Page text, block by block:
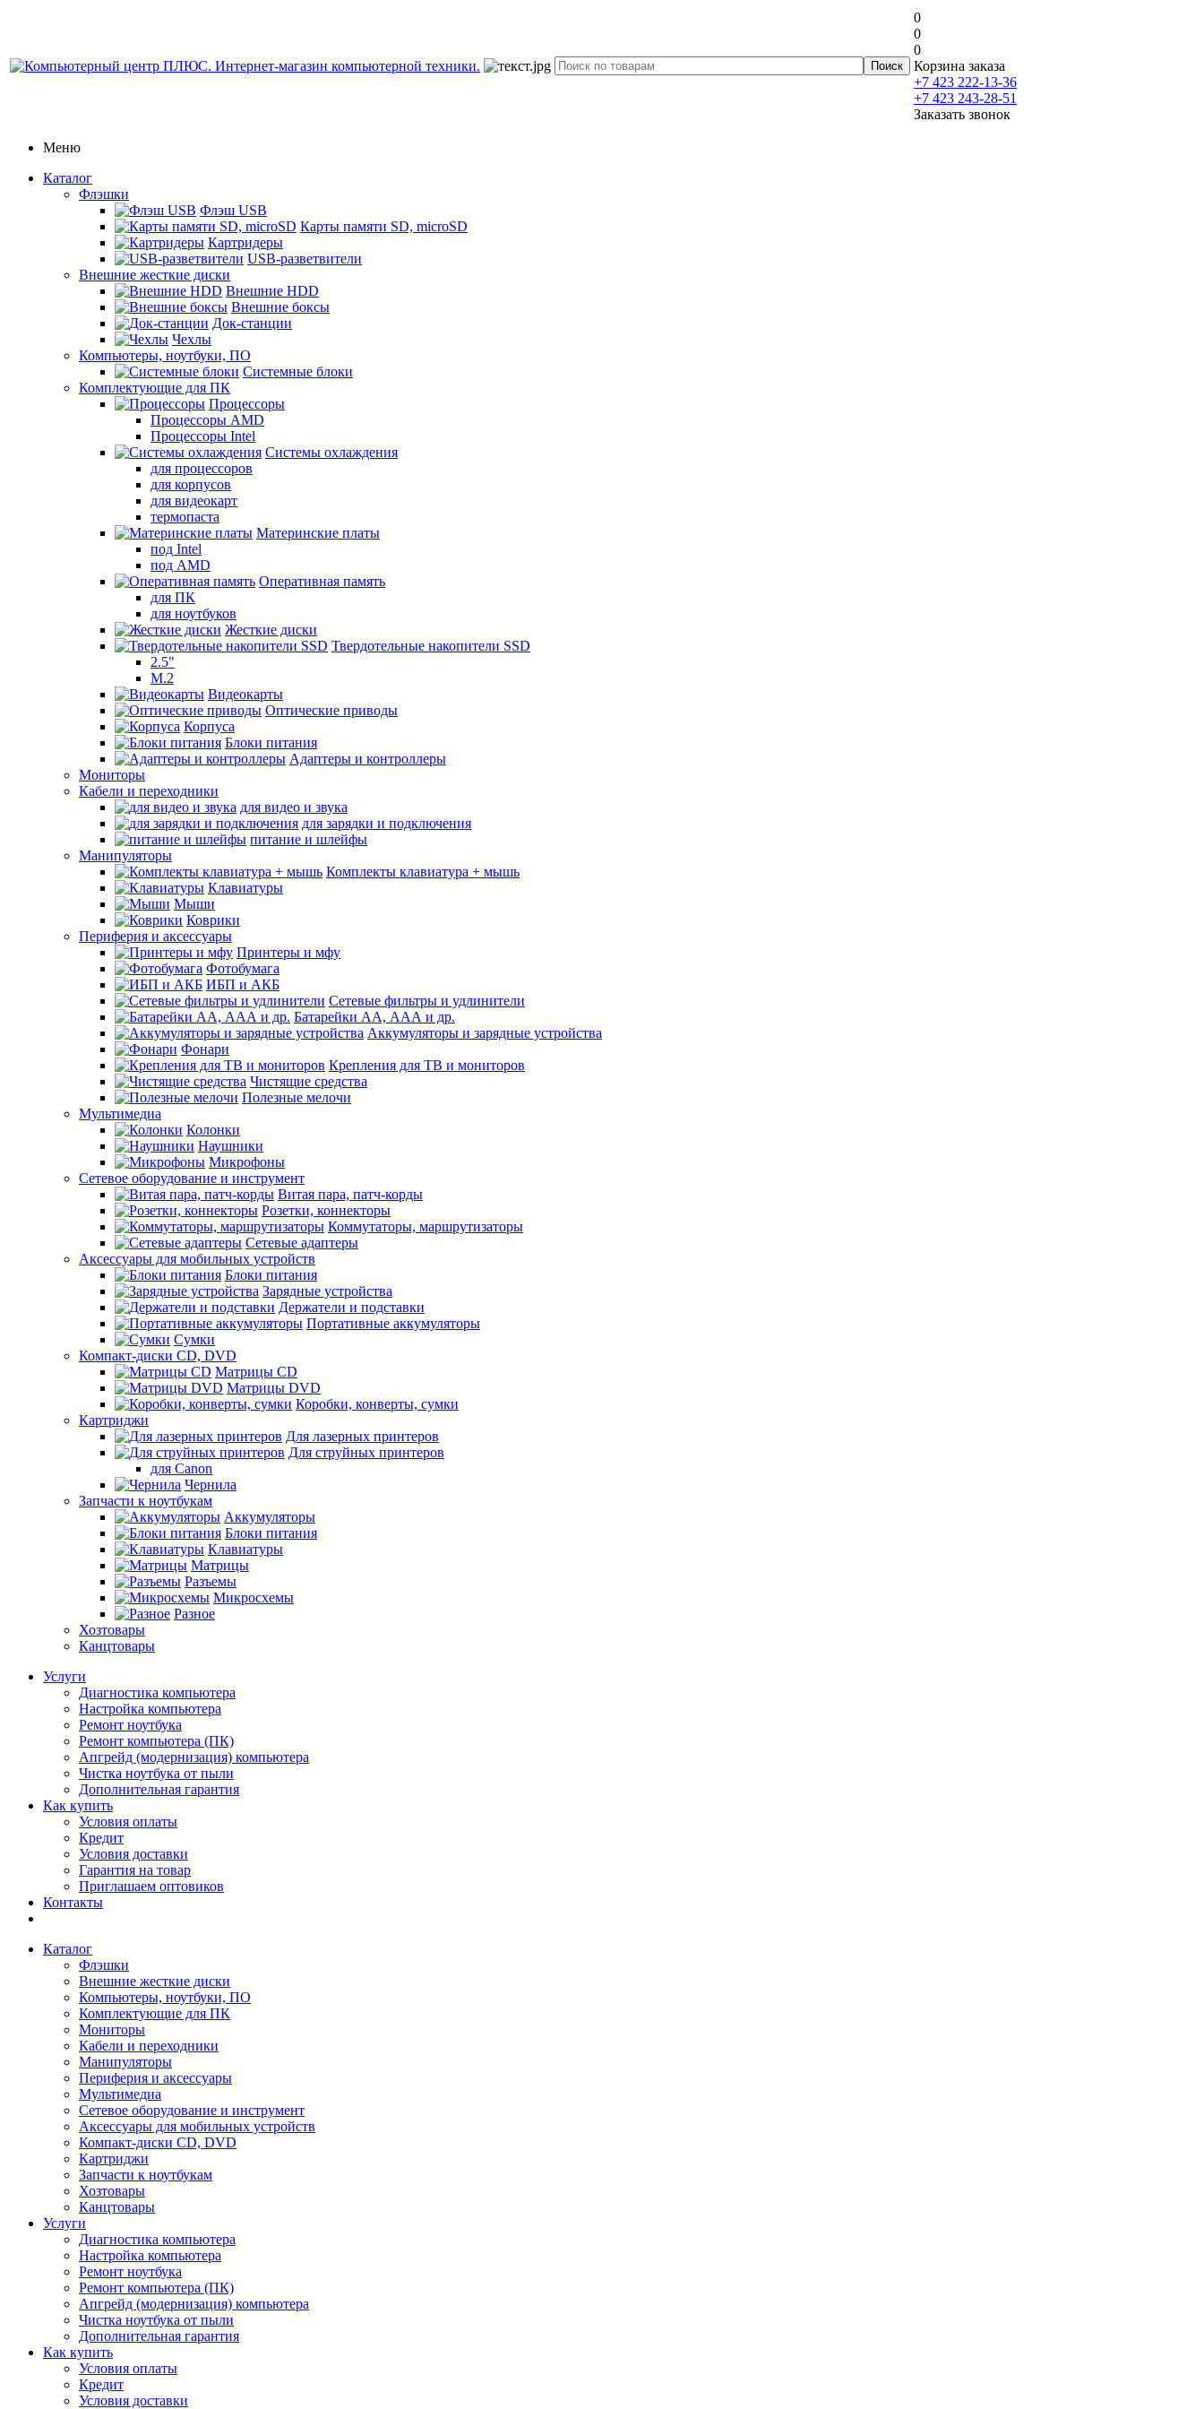
0
0
0
Корзина заказа
+7 423 222-13-36
+7 423 243-28-51
Заказать звонок
Меню
Каталог
Флэшки
Флэш USB
Карты памяти SD, microSD
Картридеры
USB-разветвители
Внешние жесткие диски
Внешние HDD
Внешние боксы
Док-станции
Чехлы
Компьютеры, ноутбуки, ПО
Системные блоки
Комплектующие для ПК
Процессоры
Процессоры AMD
Процессоры Intel
Системы охлаждения
для процессоров
для корпусов
для видеокарт
термопаста
Материнские платы
под Intel
под AMD
Оперативная память
для ПК
для ноутбуков
Жесткие диски
Твердотельные накопители SSD
2.5"
M.2
Видеокарты
Оптические приводы
Корпуса
Блоки питания
Адаптеры и контроллеры
Мониторы
Кабели и переходники
для видео и звука
для зарядки и подключения
питание и шлейфы
Манипуляторы
Комплекты клавиатура + мышь
Клавиатуры
Мыши
Коврики
Периферия и аксессуары
Принтеры и мфу
Фотобумага
ИБП и АКБ
Сетевые фильтры и удлинители
Батарейки АА, ААА и др.
Аккумуляторы и зарядные устройства
Фонари
Крепления для ТВ и мониторов
Чистящие средства
Полезные мелочи
Мультимедиа
Колонки
Наушники
Микрофоны
Сетевое оборудование и инструмент
Витая пара, патч-корды
Розетки, коннекторы
Коммутаторы, маршрутизаторы
Сетевые адаптеры
Аксессуары для мобильных устройств
Блоки питания
Зарядные устройства
Держатели и подставки
Портативные аккумуляторы
Сумки
Компакт-диски CD, DVD
Матрицы CD
Матрицы DVD
Коробки, конверты, сумки
Картриджи
Для лазерных принтеров
Для струйных принтеров
для Canon
Чернила
Запчасти к ноутбукам
Аккумуляторы
Блоки питания
Клавиатуры
Матрицы
Разъемы
Микросхемы
Разное
Хозтовары
Канцтовары
Услуги
Диагностика компьютера
Настройка компьютера
Ремонт ноутбука
Ремонт компьютера (ПК)
Апгрейд (модернизация) компьютера
Чистка ноутбука от пыли
Дополнительная гарантия
Как купить
Условия оплаты
Кредит
Условия доставки
Гарантия на товар
Приглашаем оптовиков
Контакты
Каталог
Флэшки
Внешние жесткие диски
Компьютеры, ноутбуки, ПО
Комплектующие для ПК
Мониторы
Кабели и переходники
Манипуляторы
Периферия и аксессуары
Мультимедиа
Сетевое оборудование и инструмент
Аксессуары для мобильных устройств
Компакт-диски CD, DVD
Картриджи
Запчасти к ноутбукам
Хозтовары
Канцтовары
Услуги
Диагностика компьютера
Настройка компьютера
Ремонт ноутбука
Ремонт компьютера (ПК)
Апгрейд (модернизация) компьютера
Чистка ноутбука от пыли
Дополнительная гарантия
Как купить
Условия оплаты
Кредит
Условия доставки